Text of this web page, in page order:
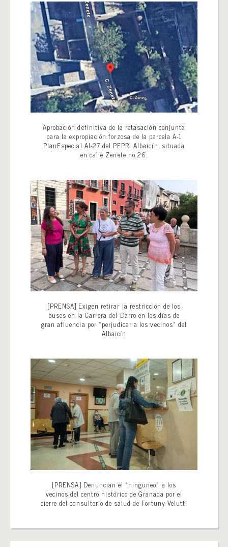
Aprobación definitiva de la retasación conjunta
para la expropiación forzosa de la parcela A-1
PlanEspecial AI-27 del PEPRI Albaicín, situada
en calle Zenete no 26.
[PRENSA] Exigen retirar la restricción de los
buses en la Carrera del Darro en los días de
gran afluencia por «perjudicar a los vecinos» del
Albaicín
[PRENSA] Denuncian el «ninguneo» a los
vecinos del centro histórico de Granada por el
cierre del consultorio de salud de Fortuny-Velutti